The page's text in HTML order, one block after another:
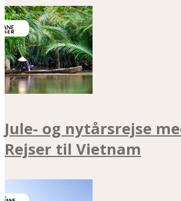
Jule- og nytårsrejse
Rejser til Vietnam